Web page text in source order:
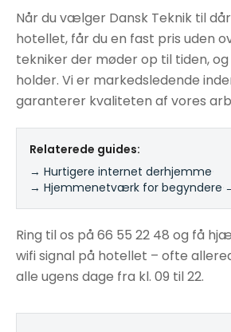
Når du vælger Dansk Teknik til
hotellet, får du en fast pris uden
tekniker der møder op til tiden,
holder. Vi er markedsledende
garanterer kvaliteten af vores
Relaterede guides:
→ Hurtigere internet derhjemme
→ Hjemmenetværk for begyndere
Ring til os på 66 55 22 48 og få
wifi signal på hotellet – ofte
alle ugens dage fra kl. 09 til 22.